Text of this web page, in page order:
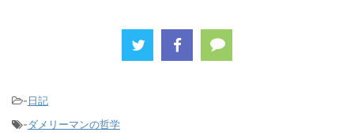
-日記
-ダメリーマンの哲学